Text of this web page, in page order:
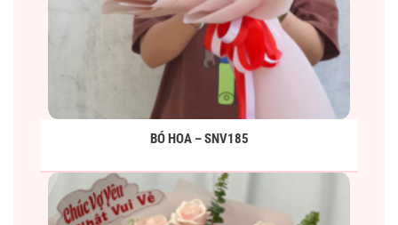
BÓ HOA – SNV185